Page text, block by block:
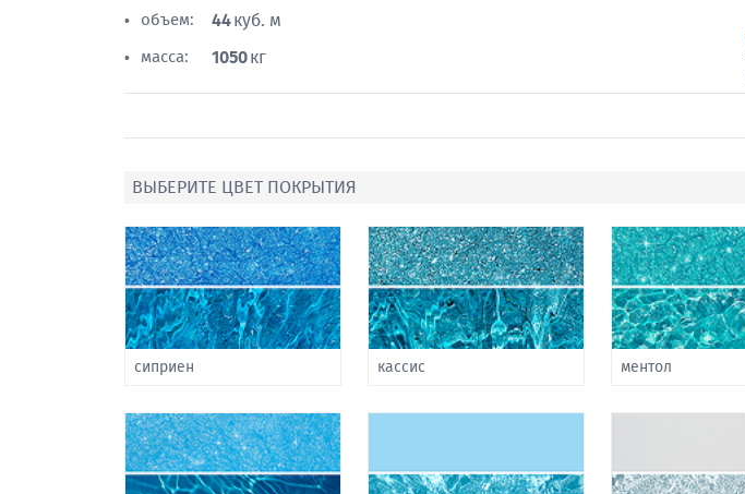
• объем: 44куб. м
• масса: 1050кг
ВЫБЕРИТЕ ЦВЕТ ПОКРЫТИЯ
сиприен кассис ментол